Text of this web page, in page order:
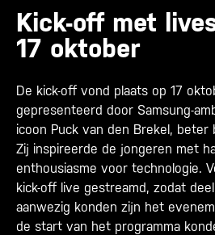
Kick-off met
17 oktober
De kick-off vond plaats op 17
gepresenteerd door Samsung-
icoon Puck van den Brekel, beter
Zij inspireerde de jongeren met
enthousiasme voor technologie.
kick-off live gestreamd, zodat
aanwezig konden zijn het
de start van het programma